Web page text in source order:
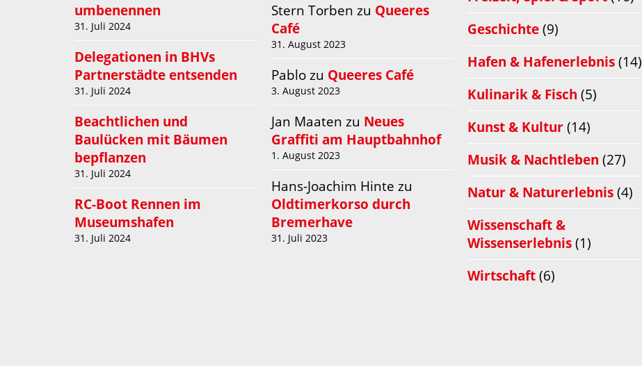
umbenennen
31. Juli 2024
Delegationen in BHVs
Partnerstädte entsenden
31. Juli 2024
Beachtlichen und
Baulücken mit Bäumen
bepflanzen
31. Juli 2024
RC-Boot Rennen im
Museumshafen
31. Juli 2024
Stern Torben zu Queeres
Café
31. August 2023
Pablozu Queeres Café
3. August 2023
Jan Maaten zu Neues
Graffiti am Hauptbahnhof
1. August 2023
Hans-Joachim Hinte zu
Oldtimerkorso durch
Bremerhave
31. Juli 2023
Geschichte(9)
Hafen & Hafenerlebnis(14)
Kulinarik & Fisch (5)
Kunst & Kultur(14)
Musik & Nachtleben (27)
Natur & Naturerlebnis(4)
Wissenschaft &
Wissenserlebnis(1)
Wirtschaft(6)